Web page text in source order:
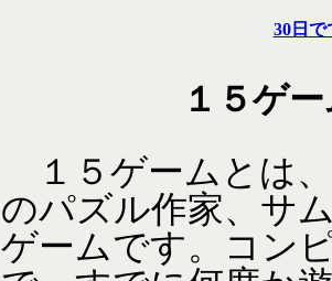
１５ゲ
１５ゲームとは
のパズル作家、サ
ゲームです。コン